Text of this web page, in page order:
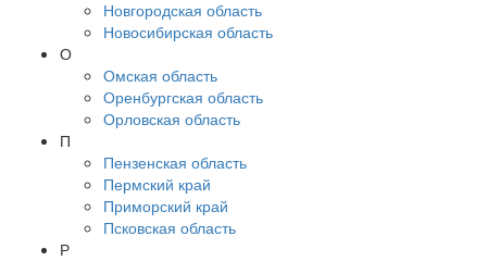
Новгородская область
Новосибирская область
О
Омская область
Оренбургская область
Орловская область
П
Пензенская область
Пермский край
Приморский край
Псковская область
Р